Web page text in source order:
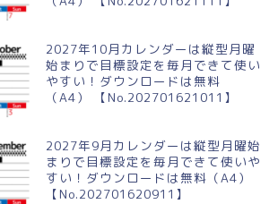
2027年10月カレンダーは縦型月曜
始まりで目標設定を毎月できて使い
やすい！ダウンロードは無料
（A4） 【No.202701621011】
2027年9月カレンダーは縦型月曜始
まりで目標設定を毎月できて使いや
すい！ダウンロードは無料（A4）
【No.202701620911】